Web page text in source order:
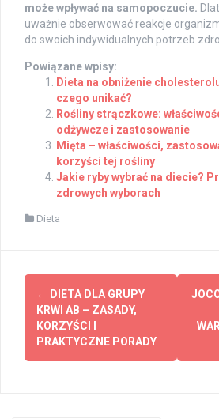
może wpływać na samopoczucie.
uważnie obserwować reakcje
do swoich indywidualnych potrzeb
Powiązane wpisy:
Dieta na obniżenie
czego unikać?
Rośliny strączkowe:
odżywcze i zastosowanie
Mięta – właściwości,
korzyści tej rośliny
Jakie ryby wybrać na diecie?
zdrowych wyborach
Dieta
Post
navigation
← DIETA DLA GRUPY
KRWI AB – ZASADY,
KORZYŚCI I
PRAKTYCZNE PORADY